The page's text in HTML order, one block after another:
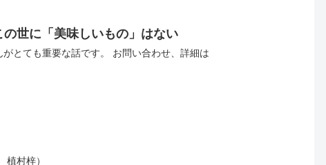
世に「美味しいもの」はない
とても重要な話です。 お問い合わせ、詳細は
村梓）